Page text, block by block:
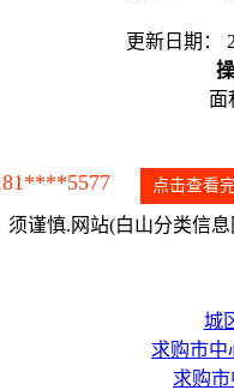
更新日期：
面
点击查看
谨慎.网站(白山分类信
城
求购市中
求购